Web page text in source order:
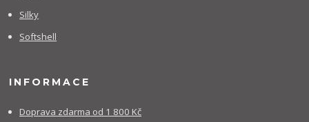
Silky
Softshell
INFORMACE
Doprava zdarma od 1 800 Kč